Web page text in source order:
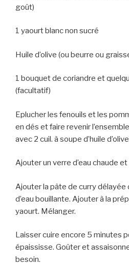
goût)
1 yaourt blanc non sucré
Huile d’olive (ou beurre ou
1 bouquet de coriandre et
(facultatif)
Eplucher les fenouils et les
en dés et faire revenir
avec 2 cuil. à soupe d’huile
Ajouter un verre d’eau chaude
Ajouter la pâte de curry
d’eau bouillante. Ajouter à la
yaourt. Mélanger.
Laisser cuire encore 5 minutes
épaississe. Goûter et
besoin.